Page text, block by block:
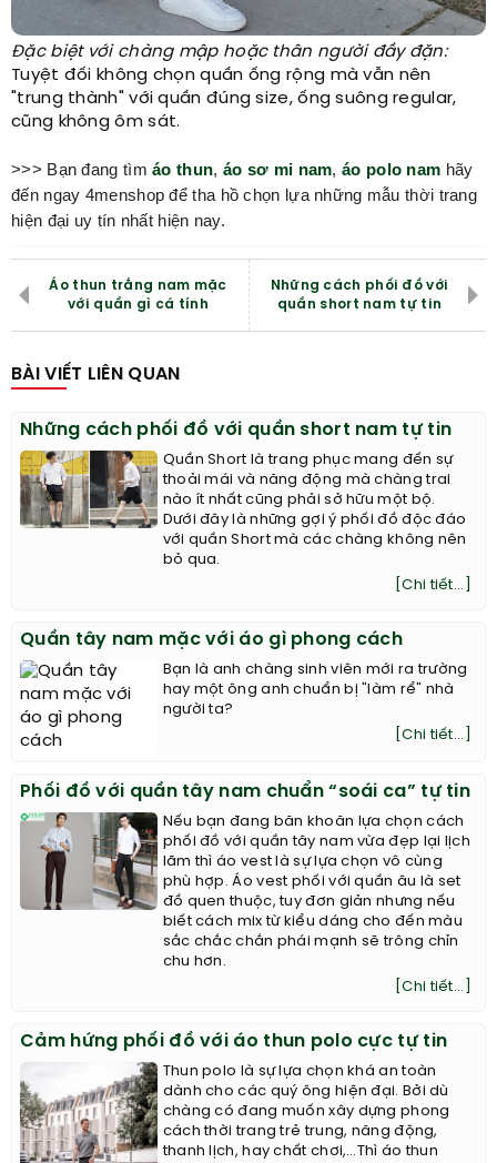
Đặc biệt với chàng mập hoặc thân người đầy đặn:
Tuyệt đối không chọn quần ống rộng mà vẫn nên
"trung thành" với quần đúng size, ống suông regular,
cũng không ôm sát.
>>> Bạn đang tìmáo thun, áo sơ mi nam,áo polo nam hãy
đến ngay 4menshop để tha hồ chọn lựa những mẫu thời trang
hiện đại uy tín nhất hiện nay.
Áo thun trắng nam mặc
với quần gì cá tính
Những cách phối đồ với
quần short nam tự tin
BÀI VIẾT LIÊN QUAN
Những cách phối đồ với quần short nam tự tin
Quần Short là trang phục mang đến sự
thoải mái và năng động mà chàng trai
nào ít nhất cũng phải sở hữu một bộ.
Dưới đây là những gợi ý phối đồ độc đáo
với quần Short mà các chàng không nên
bỏ qua.
[Chi tiết...]
Quần tây nam mặc với áo gì phong cách
Bạn là anh chàng sinh viên mới ra trường
hay một ông anh chuẩn bị "làm rể" nhà
người ta?
[Chi tiết...]
Phối đồ với quần tây nam chuẩn “soái ca” tự tin
Nếu bạn đang băn khoăn lựa chọn cách
phối đồ với quần tây nam vừa đẹp lại lịch
lãm thì áo vest là sự lựa chọn vô cùng
phù hợp. Áo vest phối với quần âu là set
đồ quen thuộc, tuy đơn giản nhưng nếu
biết cách mix từ kiểu dáng cho đến màu
sắc chắc chắn phái mạnh sẽ trông chỉn
chu hơn.
[Chi tiết...]
Cảm hứng phối đồ với áo thun polo cực tự tin
Thun polo là sự lựa chọn khá an toàn
dành cho các quý ông hiện đại. Bởi dù
chàng có đang muốn xây dựng phong
cách thời trang trẻ trung, năng động,
thanh lịch, hay chất chơi,…Thì áo thun